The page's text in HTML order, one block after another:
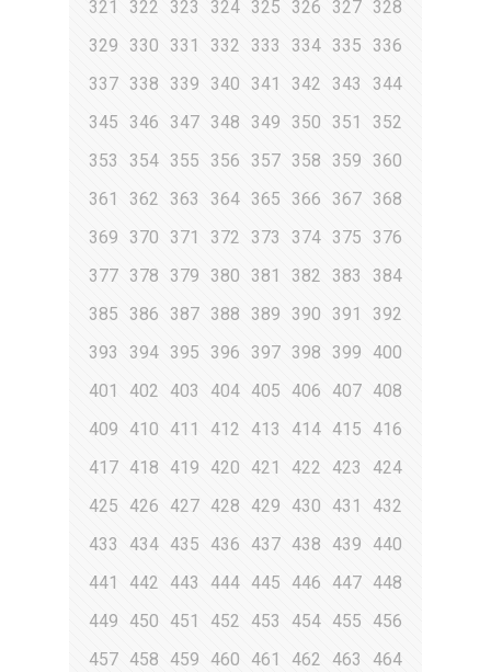
321 322 323 324 325 326 327 328
329
330 331 332 333 334 335
336
337 338 339 340 341 342 343
344
345
346 347 348 349 350 351
352
353
354 355 356 357 358 359 360
361
362 363 364 365 366 367 368
369
370 371 372 373 374 375 376
377 378 379 380 381 382 383
384
385
386 387 388 389 390 391
392
393
394 395 396 397 398 399
400
401
402 403 404 405 406 407 408
409
410 411 412 413 414 415
416
417 418 419 420 421 422 423
424
425
426 427 428 429 430 431
432
433
434 435 436 437 438 439
440
441
442 443 444 445 446 447 448
449
450 451 452 453 454 455
456
457 458 459 460 461 462 463
464